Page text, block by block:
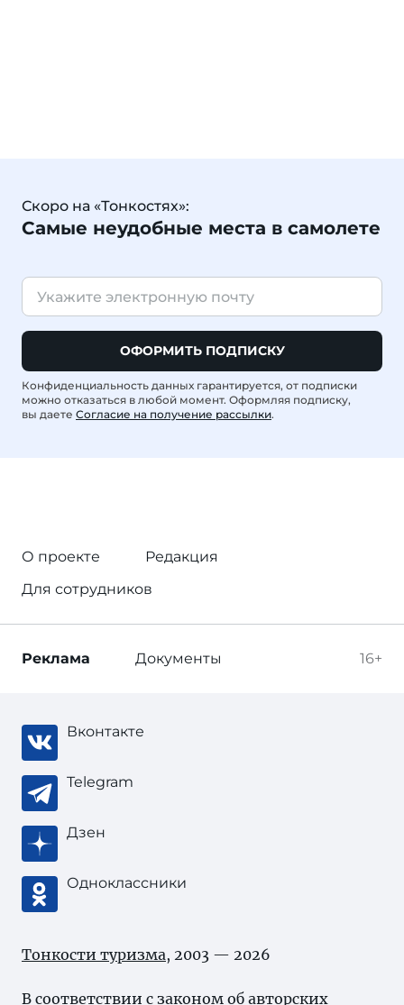
Скоро на «Тонкостях»:
Самые неудобные места в самолете
ОФОРМИТЬ ПОДПИСКУ
Конфиденциальность данных гарантируется, от подписки
можно отказаться в любой момент. Оформляя подписку,
вы даете Согласие на получение рассылки.
О проекте
Редакция
Для сотрудников
16+
Реклама Документы
Вконтакте
Telegram
Дзен
Одноклассники
Тонкости туризма, 2003 — 2026
В соответствии с законом об авторских